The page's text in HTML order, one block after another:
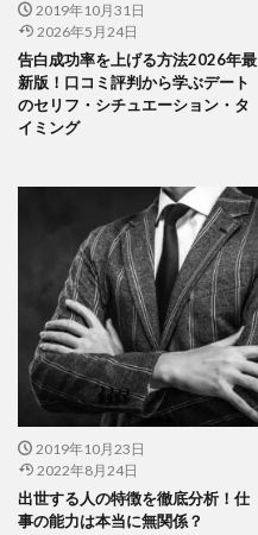
2019年10月31日
2026年5月24日
告白成功率を上げる方法2026年最
新版！口コミ評判から学ぶデート
のセリフ・シチュエーション・タ
イミング
2019年10月23日
2022年8月24日
出世する人の特徴を徹底分析！仕
事の能力は本当に無関係？